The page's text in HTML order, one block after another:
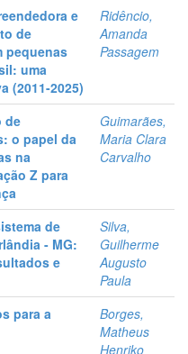
e
de
pequenas
uma
(2011-2025)
Ridêncio,
Amanda
Passagem
de
o papel da
na
Z para
Guimarães,
Maria Clara
Carvalho
de
- MG:
e
Silva,
Guilherme
Augusto
Paula
para a
Borges,
Matheus
Henriko